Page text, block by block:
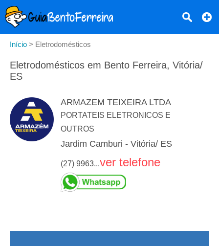
Início > Eletrodomésticos
Eletrodomésticos em Bento Ferreira, Vitória/
ES
ARMAZEM TEIXEIRA LTDA
PORTATEIS ELETRONICOS E
OUTROS
Jardim Camburi - Vitória/ ES
(27) 9963...ver telefone